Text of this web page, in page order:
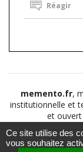
Réagir
memento.fr,
institutionnelle et
et ouvert
©2026
Suivez
Ce site utilise des
vous souhaitez